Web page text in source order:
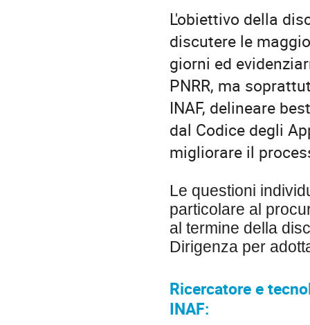
L'obiettivo della
discutere le
giorni ed
PNRR, ma
INAF, delineare
dal Codice degli
migliorare il
Le questioni
particolare al
al termine della
Dirigenza per
Ricercatore e
INAF: